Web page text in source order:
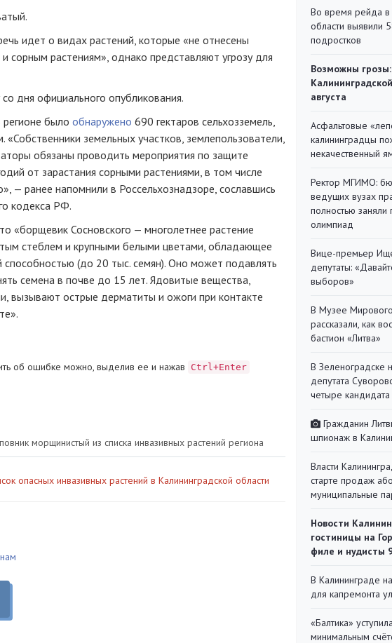
идет о видах растений, которые «не отнесены
сорным растениям», однако представляют угрозу для
дня официального опубликования.
было обнаружено 690 гектаров сельхозземель,
земельных участков, землепользователи,
обязаны проводить мероприятия по защите
от зарастания сорными растениями, в том числе
— ранее напомнили в Россельхознадзоре, сославшись
кодекса РФ.
«борщевик Сосновского — многолетнее растение
стеблем и крупными белыми цветами, обладающее
способностью (до 20 тыс. семян). Оно может подавлять
семена в почве до 15 лет. Ядовитые вещества,
вызывают острые дерматиты и ожоги при контакте
об ошибке можно, выделив ее и нажав Ctrl+Enter
морщинистый из списка инвазивных растений региона
опасных инвазивных растений в Калининградской области
Во время рейда в
области выявили
подростков
Возможны
августа
Асфальтовые
калининградцы
некачественный
Ректор МГИМО:
ведущих вузах
полностью заняли
олимпиад
Вице-премьер
депутаты:
выборов»
В Музее
рассказали, как
бастион «Литва»
В Зеленоградске
депутата
четыре кандидата
Гражданин
шпионаж в
Власти
старте продаж
муниципальные
Новости
гостиницы на
филе и нудисты
В Калининграде
для капремонта
«Балтика»
минимальным